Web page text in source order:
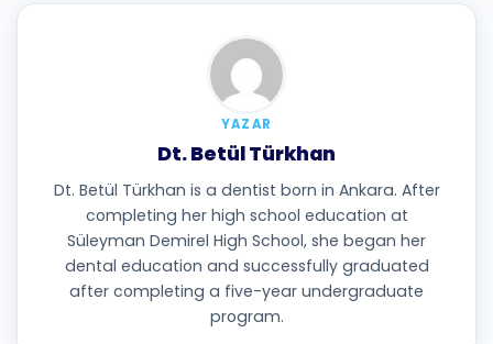
YAZAR
Dt. Betül Türkhan
Dt. Betül Türkhan is a dentist born in Ankara. After
completing her high school education at
Süleyman Demirel High School, she began her
dental education and successfully graduated
after completing a five-year undergraduate
program.